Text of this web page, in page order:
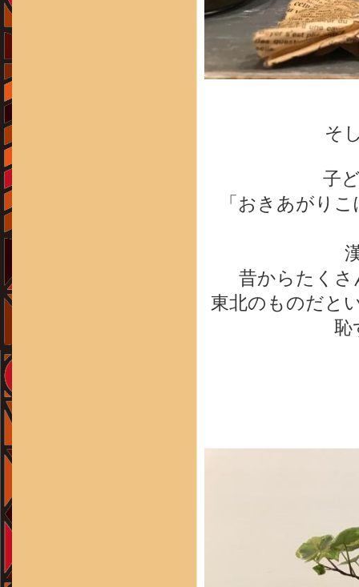
そ
子
「おきあがり
昔からたくさ
東北のものだと
恥